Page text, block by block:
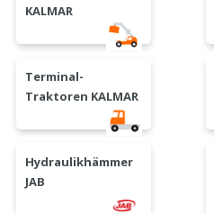
KALMAR
Terminal-
Traktoren KALMAR
Hydraulikhämmer
JAB